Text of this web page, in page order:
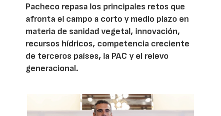
Pacheco repasa los principales retos que
afronta el campo a corto y medio plazo en
materia de sanidad vegetal, innovación,
recursos hídricos, competencia creciente
de terceros países, la PAC y el relevo
generacional.